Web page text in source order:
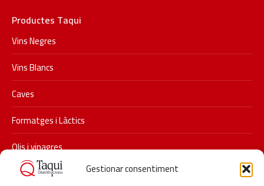
Gestionar consentiment
Productes Taqui
Vins Negres
Vins Blancs
Caves
Formatges i Làctics
Olis i vinagres
Xarxes socials